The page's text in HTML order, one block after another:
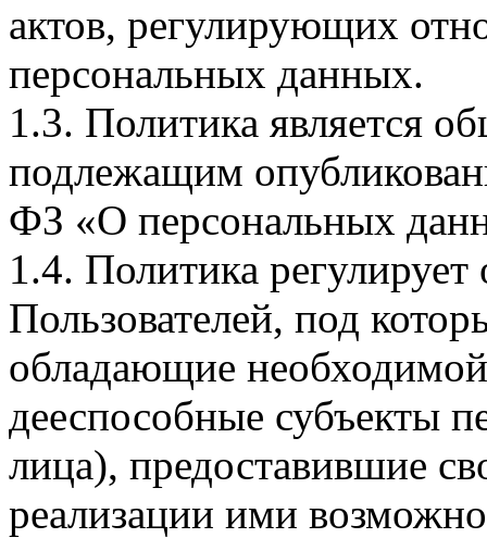
актов, регулирующих
персональных данных.
1.3. Политика является
подлежащим
ФЗ «О персональных
1.4. Политика
Пользователей, под
обладающие
дееспособные субъекты
лица), предоставившие
реализации ими